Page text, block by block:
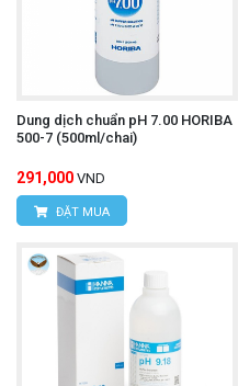
Dung dịch chuẩn pH 7.00 HORIBA
500-7 (500ml/chai)
291,000 VND
ĐẶT MUA